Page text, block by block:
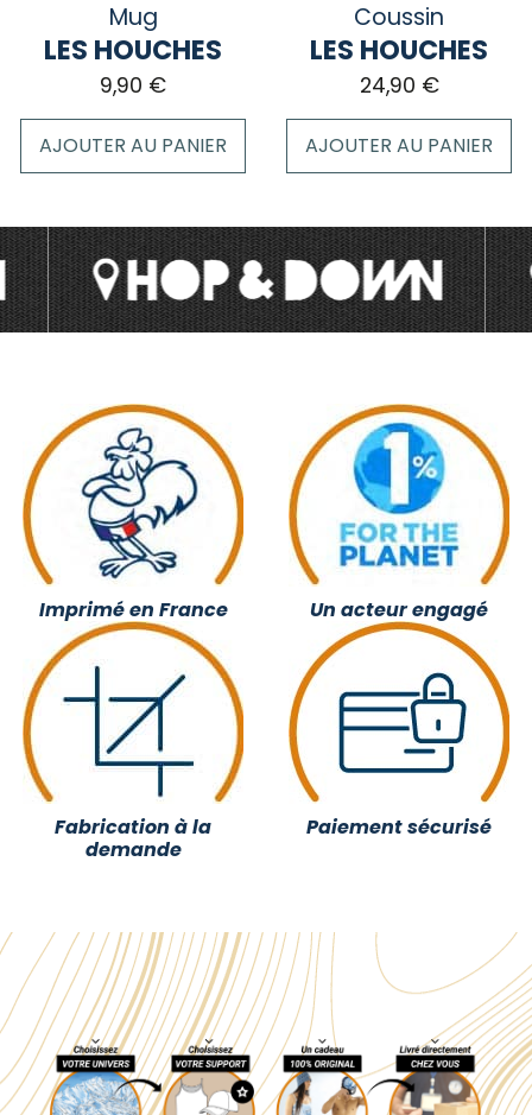
page
produit
Mug
LES HOUCHES
9,90 €
AJOUTER AU PANIER
Coussin
LES HOUCHES
24,90 €
AJOUTER AU PANIER
Imprimé en France Un acteur engagé
Fabrication à la
demande
Paiement sécurisé